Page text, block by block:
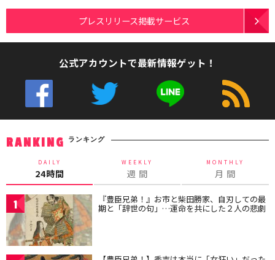
プレスリリース掲載サービス
公式アカウントで最新情報ゲット！
RANKING ランキング
DAILY
24時間
WEEKLY
週 間
MONTHLY
月 間
1 『豊臣兄弟！』お市と柴田勝家、自刃しての最
期と「辞世の句」…運命を共にした２人の悲劇